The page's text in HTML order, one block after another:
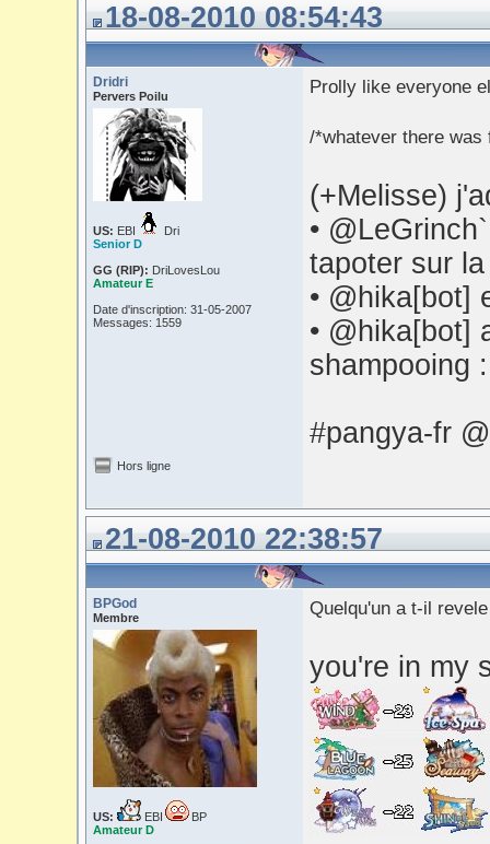
18-08-2010 08:54:43
Dridri
Pervers Poilu
US: EBI
Dri
Senior D
GG (RIP): DriLovesLou
Amateur E
Date d'inscription: 31-05-2007
Messages: 1559
Prolly like everyone
/*whatever there
(+Melisse)
•
tapoter sur
• @hika[bot]
• @hika[bot]
shampooing
#pangya-fr
Hors ligne
21-08-2010 22:38:57
BPGod
Membre
US: EBI
BP
Amateur D
Quelqu'un a t-il
you're in my